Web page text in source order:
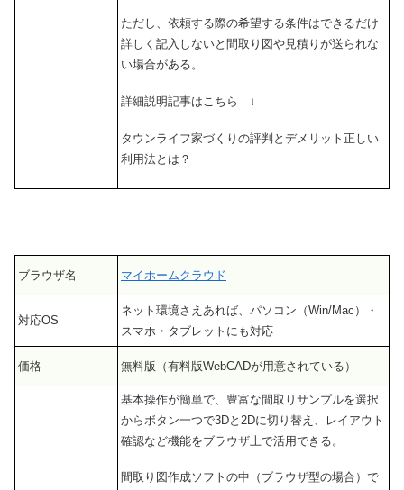
ただし、依頼する際の希望する条件はできるだけ
詳しく記入しないと間取り図や見積りが送られな
い場合がある。
詳細説明記事はこちら ↓
タウンライフ家づくりの評判とデメリット正しい
利用法とは？
ブラウザ名 マイホームクラウド
対応OS
ネット環境さえあれば、パソコン（Win/Mac）・
スマホ・タブレットにも対応
価格 無料版（有料版WebCADが用意されている）
基本操作が簡単で、豊富な間取りサンプルを選択
からボタン一つで3Dと2Dに切り替え、レイアウト
確認など機能をブラウザ上で活用できる。
間取り図作成ソフトの中（ブラウザ型の場合）で